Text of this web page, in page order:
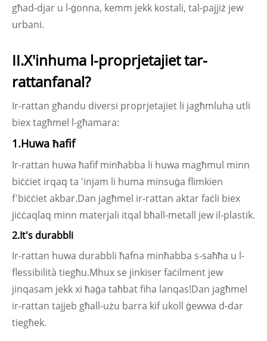
għad-djar u l-ġonna, kemm jekk kostali, tal-pajjiż jew
urbani.
II.X'inhuma l-proprjetajiet tar-
rattanfanal?
Ir-rattan għandu diversi proprjetajiet li jagħmluha utli
biex tagħmel l-għamara:
1.Huwa ħafif
Ir-rattan huwa ħafif minħabba li huwa magħmul minn
biċċiet irqaq ta 'injam li huma minsuġa flimkien
f'biċċiet akbar.Dan jagħmel ir-rattan aktar faċli biex
jiċċaqlaq minn materjali itqal bħall-metall jew il-plastik.
2.It's durabbli
Ir-rattan huwa durabbli ħafna minħabba s-saħħa u l-
flessibilità tiegħu.Mhux se jinkiser faċilment jew
jinqasam jekk xi ħaġa taħbat fiha lanqas!Dan jagħmel
ir-rattan tajjeb għall-użu barra kif ukoll ġewwa d-dar
tiegħek.